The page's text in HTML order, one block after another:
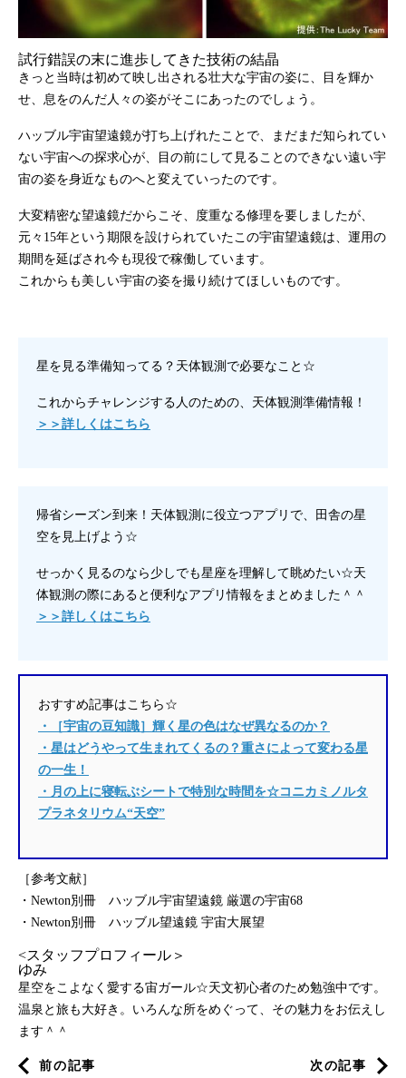
試行錯誤の末に進歩してきた技術の結晶
きっと当時は初めて映し出される壮大な宇宙の姿に、目を輝か
せ、息をのんだ人々の姿がそこにあったのでしょう。
ハッブル宇宙望遠鏡が打ち上げれたことで、まだまだ知られてい
ない宇宙への探求心が、目の前にして見ることのできない遠い宇
宙の姿を身近なものへと変えていったのです。
大変精密な望遠鏡だからこそ、度重なる修理を要しましたが、
元々15年という期限を設けられていたこの宇宙望遠鏡は、運用の
期間を延ばされ今も現役で稼働しています。
これからも美しい宇宙の姿を撮り続けてほしいものです。
星を見る準備知ってる？天体観測で必要なこと☆
これからチャレンジする人のための、天体観測準備情報！
＞＞詳しくはこちら
帰省シーズン到来！天体観測に役立つアプリで、田舎の星
空を見上げよう☆
せっかく見るのなら少しでも星座を理解して眺めたい☆天
体観測の際にあると便利なアプリ情報をまとめました＾＾
＞＞詳しくはこちら
おすすめ記事はこちら☆
・［宇宙の豆知識］輝く星の色はなぜ異なるのか？
・星はどうやって生まれてくるの？重さによって変わる星
の一生！
・月の上に寝転ぶシートで特別な時間を☆コニカミノルタ
プラネタリウム“天空”
［参考文献］
・Newton別冊 ハッブル宇宙望遠鏡 厳選の宇宙68
・Newton別冊 ハッブル望遠鏡 宇宙大展望
<スタッフプロフィール＞
ゆみ
星空をこよなく愛する宙ガール☆天文初心者のため勉強中です。
温泉と旅も大好き。いろんな所をめぐって、その魅力をお伝えし
ます＾＾
前の記事 次の記事